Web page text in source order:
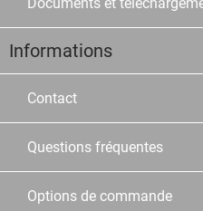
Informations
Contact
Questions fréquentes
Options de commande